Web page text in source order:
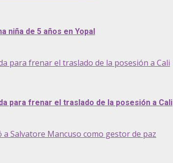
niña de 5 años en Yopal
para frenar el traslado de la posesión a Cali
para frenar el traslado de la posesión a Cali
Salvatore Mancuso como gestor de paz